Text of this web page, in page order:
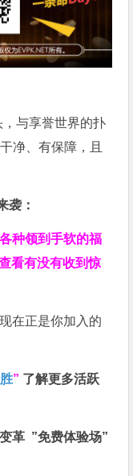
与享誉世界的扑
净、有保障，且
袭：
种领到手软的福
看有没有收到惊
在正是你加入的
” 了解更多活跃
革 ”免费体验场”